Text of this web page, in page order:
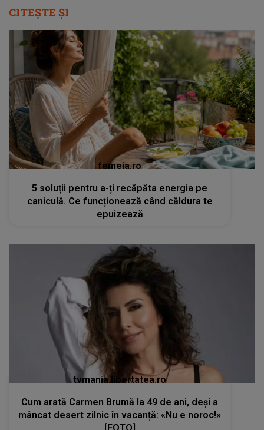
CITEȘTE ȘI
femeia.ro
5 soluții pentru a-ți recăpăta energia pe
caniculă. Ce funcționează când căldura te
epuizează
tvmania.libertatea.ro
Cum arată Carmen Brumă la 49 de ani, deși a
mâncat desert zilnic în vacanță: «Nu e noroc!»